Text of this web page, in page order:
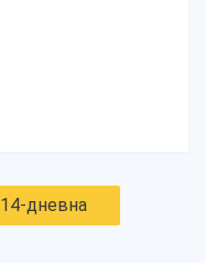
14-дневна